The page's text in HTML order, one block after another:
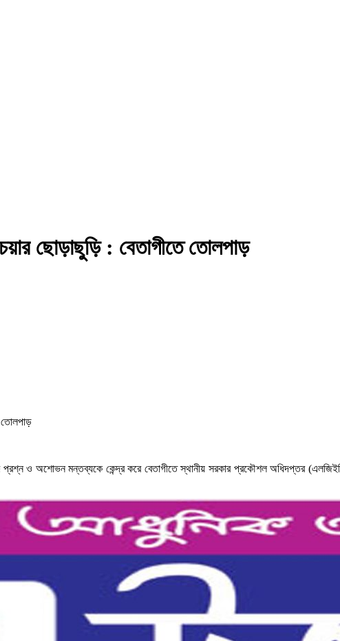
ছোড়াছুড়ি : বেতাগীতে তোলপাড়
ও অশোভন মন্তব্যকে কেন্দ্র করে বেতাগীতে স্থানীয় সরকার প্রকৌশল অধিদপ্তর